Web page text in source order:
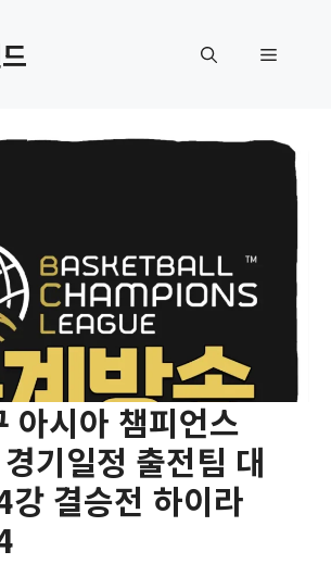
메
아시아 챔피언스
기일정 출전팀 대
결승전 하이라